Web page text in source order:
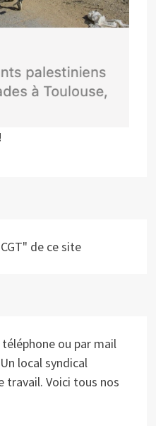
de ce site
ou par mail
local syndical
travail. Voici tous nos